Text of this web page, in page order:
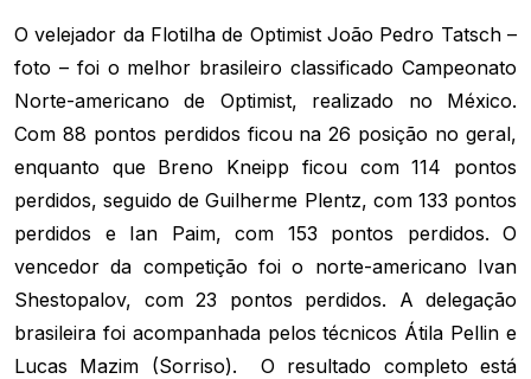
O velejador da Flotilha de Optimist João Pedro Tatsch –
foto – foi o melhor brasileiro classificado Campeonato
Norte-americano de Optimist, realizado no México.
Com 88 pontos perdidos ficou na 26 posição no geral,
enquanto que Breno Kneipp ficou com 114 pontos
perdidos, seguido de Guilherme Plentz, com 133 pontos
perdidos e Ian Paim, com 153 pontos perdidos. O
vencedor da competição foi o norte-americano Ivan
Shestopalov, com 23 pontos perdidos. A delegação
brasileira foi acompanhada pelos técnicos Átila Pellin e
Lucas Mazim (Sorriso). O resultado completo está